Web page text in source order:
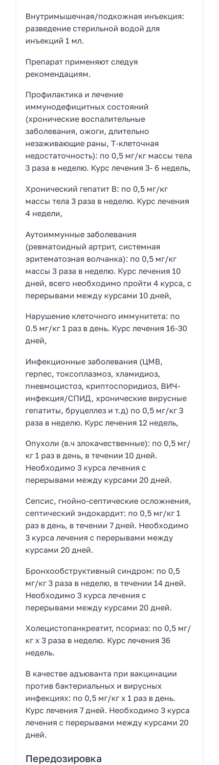
Внутримышечная/подкожная инъекция:
разведение стерильной водой для
инъекций 1 мл.
Препарат применяют следуя
рекомендациям.
Профилактика и лечение
иммунодефицитных состояний
(хронические воспалительные
заболевания, ожоги, длительно
незаживающие раны, Т-клеточная
недостаточность): по 0,5 мг/кг массы тела
3 раза в неделю. Курс лечения 3- 6 недель,
Хронический гепатит В: по 0,5 мг/кг
массы тела 3 раза в неделю. Курс лечения
4 недели,
Аутоиммунные заболевания
(ревматоидный артрит, системная
эритематозная волчанка): по 0,5 мг/кг
массы 3 раза в неделю. Курс лечения 10
дней, всего необходимо пройти 4 курса, с
перерывами между курсами 10 дней,
Нарушение клеточного иммунитета: по
0.5 мг/кг 1 раз в день. Курс лечения 16-30
дней,
Инфекционные заболевания (ЦМВ,
герпес, токсоплазмоз, хламидиоз,
пневмоцистоз, криптоспоридиоз, ВИЧ-
инфекция/СПИД, хронические вирусные
гепатиты, бруцеллез и т.д) по 0,5 мг/кг 3
раза в неделю. Курс лечения 12 недель,
Опухоли (в.ч злокачественные): по 0,5 мг/
кг 1 раз в день, в течении 10 дней.
Необходимо 3 курса лечения с
перерывами между курсами 20 дней.
Сепсис, гнойно-септические осложнения,
септический эндокардит: по 0,5 мг/кг 1
раз в день, в течении 7 дней. Необходимо
3 курса лечения с перерывами между
курсами 20 дней.
Бронхообструктивный синдром: по 0,5
мг/кг 3 раза в неделю, в течении 14 дней.
Необходимо 3 курса лечения с
перерывами между курсами 20 дней.
Холецистопанкреатит, псориаз: по 0,5 мг/
кг х 3 раза в неделю. Курс лечения 36
недель.
В качестве адъюванта при вакцинации
против бактериальных и вирусных
инфекциях: по 0,5 мг/кг х 1 раз в день.
Курс лечения 7 дней. Необходимо 3 курса
лечения с перерывами между курсами 20
дней.
Передозировка